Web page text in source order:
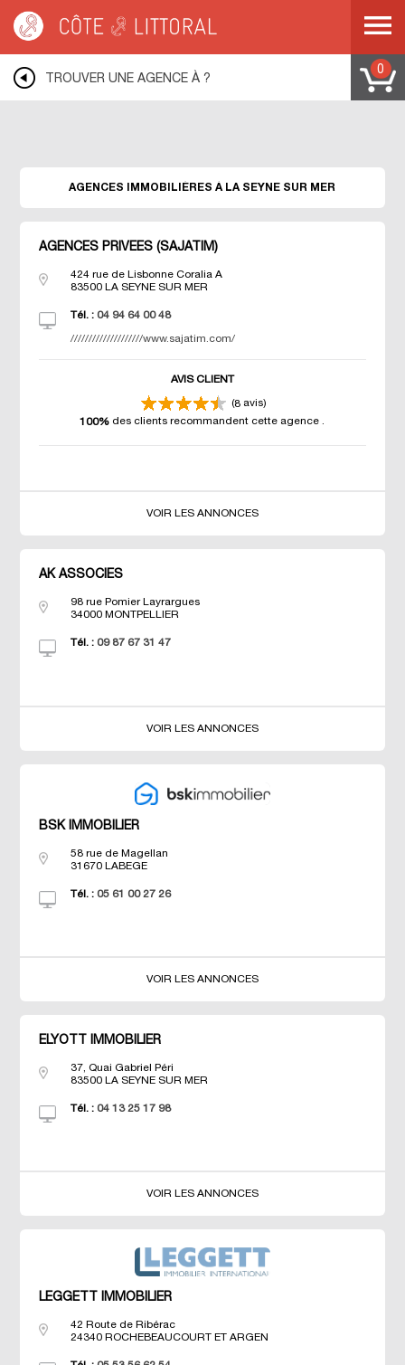
Warning : Undefined variable $idUser in
/var/www/mobile.cotelittoral.fr/annuaire.php
Côte & Littoral>Les agences du littoral>Agences immobili&eagrave;res
MEDITERRANEE
Agences immobili&eagrave;res COTE D AZUR
Agences
immobili&eagrave;res VAR > Agences immobili&eagrave;res LA SEYNE SUR
MER
TROUVER UNE AGENCE À ?
0
AGENCES IMMOBILIÈRES À LA SEYNE SUR MER
AGENCES PRIVEES (SAJATIM)
424 rue de Lisbonne Coralia A
83500
LA SEYNE SUR MER
Tél. : 04 94 64 00 48
////////////////////www.sajatim.com/
AVIS CLIENT
(8avis)
100% des clients recommandent cette agence
VOIR LES ANNONCES
AK ASSOCIES
98 rue Pomier Layrargues
34000 MONTPELLIER
Tél. : 09 87 67 31 47
VOIR LES ANNONCES
BSK IMMOBILIER
58 rue de Magellan
31670
LABEGE
Tél. : 05 61 00 27 26
VOIR LES ANNONCES
ELYOTT IMMOBILIER
37, Quai Gabriel Péri
83500
LA SEYNE SUR MER
Tél. : 04 13 25 17 98
VOIR LES ANNONCES
LEGGETT IMMOBILIER
42 Route de Ribérac
24340 ROCHEBEAUCOURT ET ARGEN